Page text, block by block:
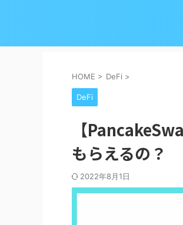
HOME > DeFi >
DeFi
【
もらえるの？
2022年8月1日